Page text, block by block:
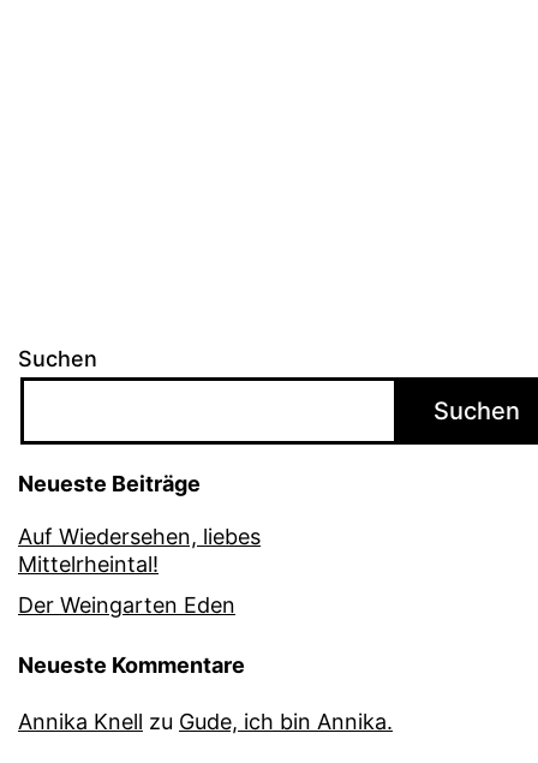
Suchen
Suchen
Neueste Beiträge
Auf Wiedersehen, liebes
Mittelrheintal!
Der Weingarten Eden
Neueste Kommentare
Annika Knell zu Gude, ich bin Annika.